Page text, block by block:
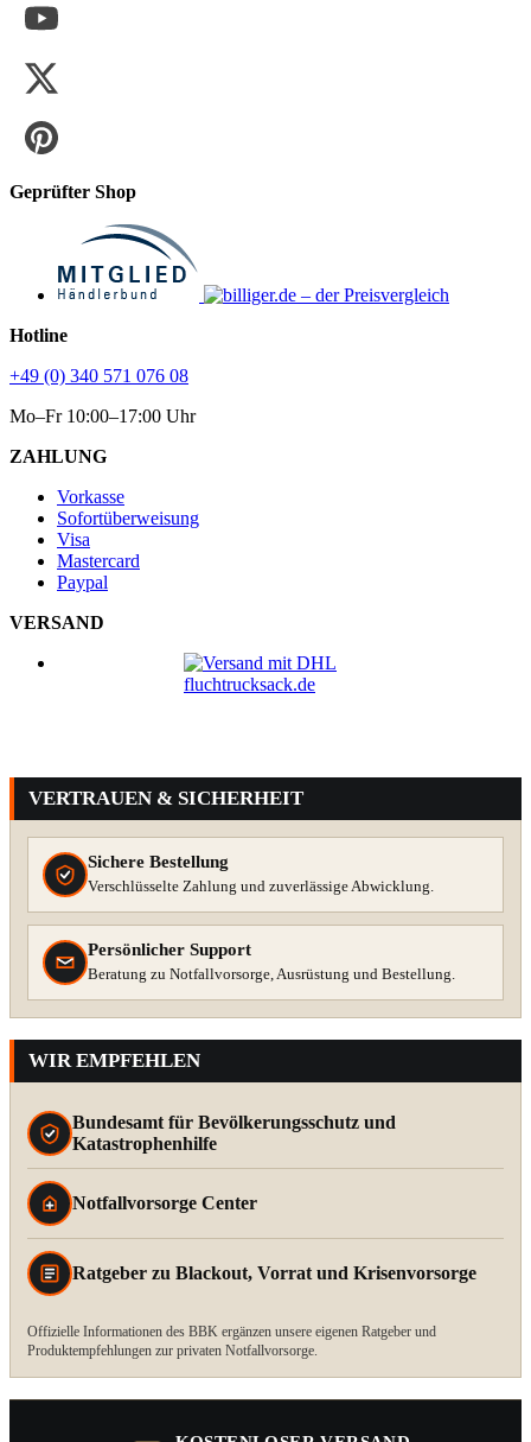
Geprüfter Shop
Hotline
+49 (0) 340 571 076 08
Mo–Fr 10:00–17:00 Uhr
ZAHLUNG
Vorkasse
Sofortüberweisung
Visa
Mastercard
Paypal
VERSAND
VERTRAUEN & SICHERHEIT
Sichere Bestellung
Verschlüsselte Zahlung und zuverlässige Abwicklung.
Persönlicher Support
Beratung zu Notfallvorsorge, Ausrüstung und Bestellung.
WIR EMPFEHLEN
Bundesamt für Bevölkerungsschutz und
Katastrophenhilfe
Notfallvorsorge Center
Ratgeber zu Blackout, Vorrat und Krisenvorsorge
Offizielle Informationen des BBK ergänzen unsere eigenen Ratgeber und
Produktempfehlungen zur privaten Notfallvorsorge.